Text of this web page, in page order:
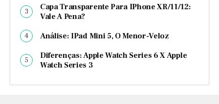
Capa Transparente Para IPhone XR/11/12:
Vale A Pena?
Análise: IPad Mini 5, O Menor-Veloz
Diferenças: Apple Watch Series 6 X Apple
Watch Series 3